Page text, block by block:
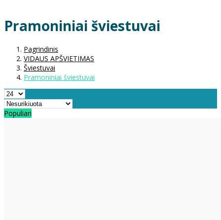
Pramoniniai šviestuvai
Pagrindinis
VIDAUS APŠVIETIMAS
Šviestuvai
Pramoniniai šviestuvai
Populiari